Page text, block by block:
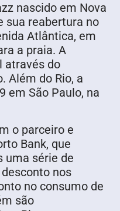
nascido em Nova
sua reabertura no
Atlântica, em
a praia. A
através do
Além do Rio, a
em São Paulo, na
o parceiro e
Bank, que
uma série de
nos
no consumo de
são